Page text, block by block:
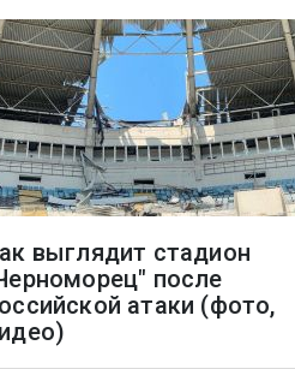
выглядит стадион
после
атаки (фото,